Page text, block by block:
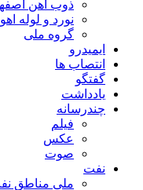
ذوب آهن
نورد و لوله
گروه ملی
ایمیدرو
انتصاب ها
گفتگو
یادداشت
چندرسانه
فیلم
عکس
صوت
نفت
ملی مناطق